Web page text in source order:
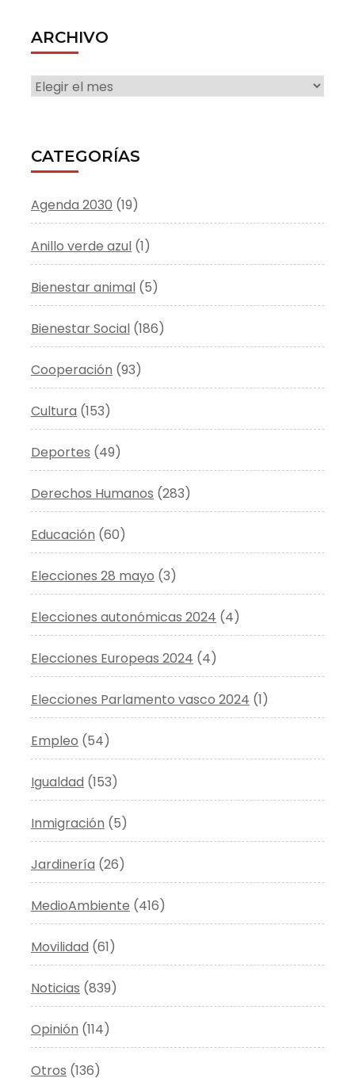
ARCHIVO
ARCHIVO
CATEGORÍAS
Agenda 2030 (19)
Anillo verde azul (1)
Bienestar animal (5)
Bienestar Social (186)
Cooperación (93)
Cultura (153)
Deportes (49)
Derechos Humanos (283)
Educación (60)
Elecciones 28 mayo (3)
Elecciones autonómicas 2024 (4)
Elecciones Europeas 2024 (4)
Elecciones Parlamento vasco 2024 (1)
Empleo (54)
Igualdad (153)
Inmigración (5)
Jardinería (26)
MedioAmbiente (416)
Movilidad (61)
Noticias (839)
Opinión (114)
Otros (136)